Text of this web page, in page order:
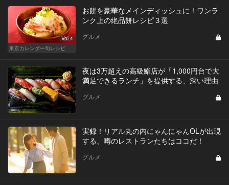
Vol.4
東京カレンダー旬レシピ
お餅を豪華なメインディッシュに！ワンラ
ンク上の絶品餅レシピ３選
グルメ
夜は3万超えの高級鮨店が「1,000円台で大
満足できるランチ」を提供する、深い理由
グルメ
実録！リアル丸の内にゃんにゃんOLが出現
する、噂のレストランたちはココだ！
グルメ